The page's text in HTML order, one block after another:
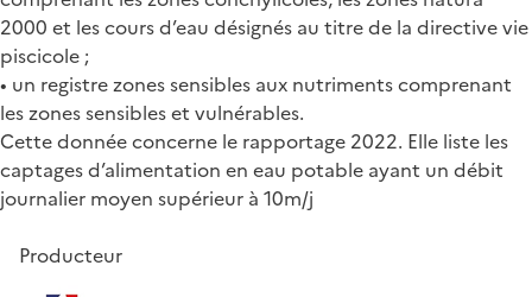
2000 et les cours d’eau désignés au titre de la directive vie
piscicole ;
• un registre zones sensibles aux nutriments comprenant
les zones sensibles et vulnérables.
Cette donnée concerne le rapportage 2022. Elle liste les
captages d’alimentation en eau potable ayant un débit
journalier moyen supérieur à 10m/j
Producteur